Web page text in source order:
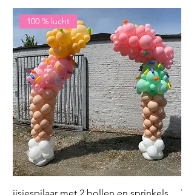
100 % lucht